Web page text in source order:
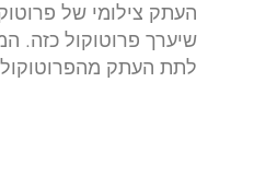
העתק צילומי של
שיערך פרוטוקול כזה.
לתת העתק